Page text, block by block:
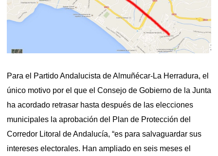
Para el Partido Andalucista de Almuñécar-La Herradura, el
único motivo por el que el Consejo de Gobierno de la Junta
ha acordado retrasar hasta después de las elecciones
municipales la aprobación del Plan de Protección del
Corredor Litoral de Andalucía, “es para salvaguardar sus
intereses electorales. Han ampliado en seis meses el